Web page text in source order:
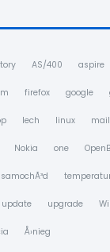
AS/400 aspire
firefox google
lech linux mail
Nokia one
samochÃ³d
update upgrade
Å›nieg